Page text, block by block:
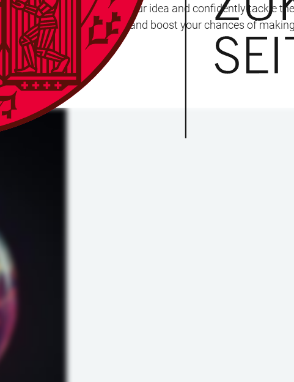
and support to structure your idea and confidently tackle
to impress the judges and boost your chances of